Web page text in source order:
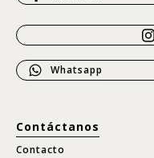
Whatsapp
Contáctanos
Contacto